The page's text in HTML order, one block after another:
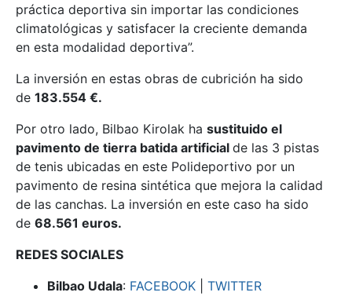
práctica deportiva sin importar las condiciones
climatológicas y satisfacer la creciente demanda
en esta modalidad deportiva”.
La inversión en estas obras de cubrición ha sido
de 183.554 €.
Por otro lado, Bilbao Kirolak ha sustituido el
pavimento de tierra batida artificial de las 3 pistas
de tenis ubicadas en este Polideportivo por un
pavimento de resina sintética que mejora la calidad
de las canchas. La inversión en este caso ha sido
de 68.561 euros.
REDES SOCIALES
Bilbao Udala: FACEBOOK
TWITTER